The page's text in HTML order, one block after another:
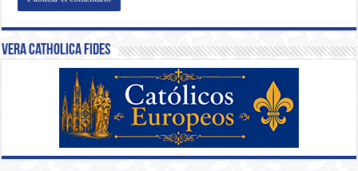
Vera Catholica Fides